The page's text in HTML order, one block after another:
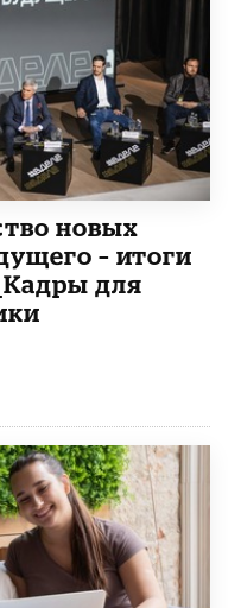
новых
– итоги
для